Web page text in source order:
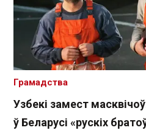
Узбекі замест
ў Беларусі «рускіх
Грамадства